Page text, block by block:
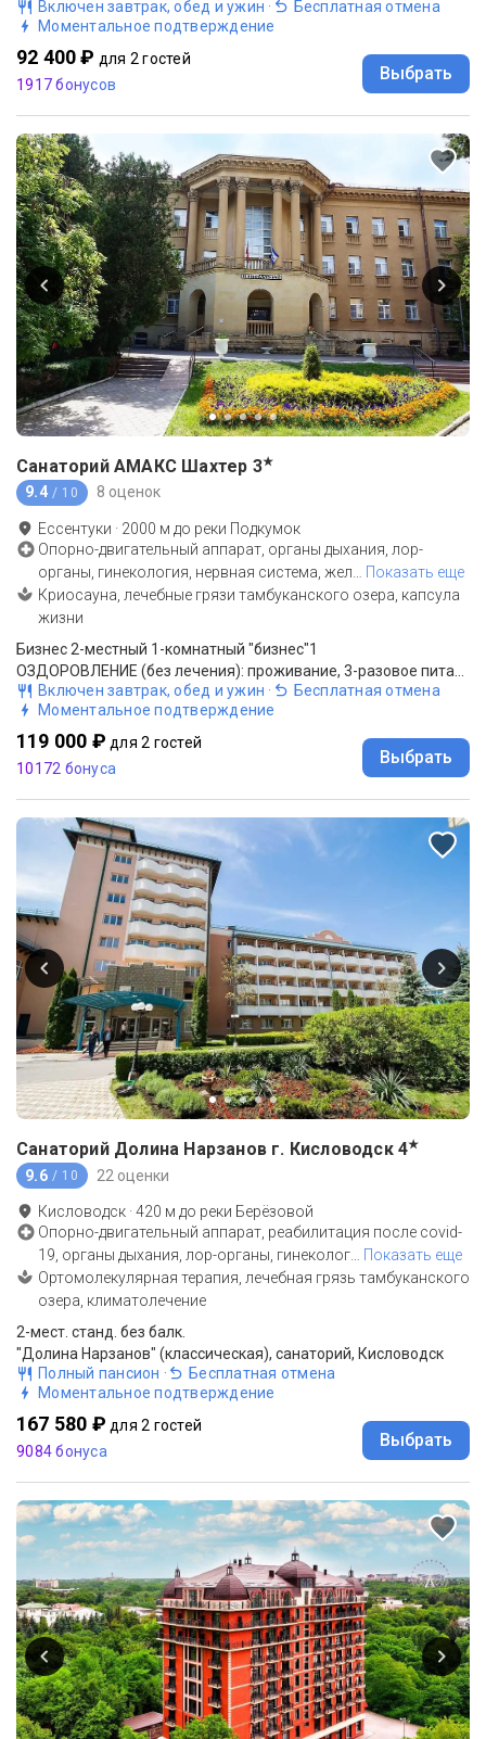
Включен завтрак, обед и ужин ·
Бесплатная отмена
Моментальное подтверждение
92 400 ₽ для 2 гостей
1917 бонусов
Выбрать
Санаторий АМАКС Шахтер 3★
9.4 / 10 8 оценок
Ессентуки · 2000 м до реки Подкумок
Опорно-двигательный аппарат, органы дыхания, лор-
органы, гинекология, нервная система, жел
Показать еще
Криосауна, лечебные грязи тамбуканского озера, капсула
жизни
Бизнес 2-местный 1-комнатный "бизнес"1
Включен завтрак, обед и ужин ·
Бесплатная отмена
Моментальное подтверждение
119 000 ₽ для 2 гостей
10172 бонуса
Выбрать
Санаторий Долина Нарзанов г. Кисловодск 4★
9.6 / 10 22 оценки
Кисловодск ·420 м до реки Берёзовой
Опорно-двигательный аппарат, реабилитация после covid-
19, органы дыхания, лор-органы, гинеколог… Показать еще
Ортомолекулярная терапия, лечебная грязь тамбуканского
озера, климатолечение
2-мест. станд. без балк.
"Долина Нарзанов" (классическая), санаторий, Кисловодск
Полный пансион ·
Бесплатная отмена
Моментальное подтверждение
167 580 ₽ для 2 гостей
9084 бонуса
Выбрать